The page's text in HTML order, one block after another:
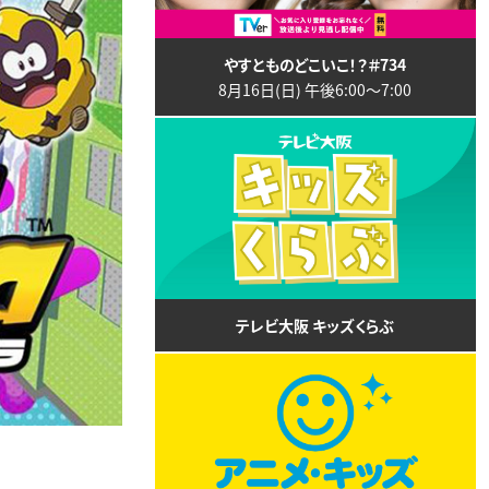
やすとものどこいこ！？＃734
8月16日(日) 午後6:00〜7:00
テレビ大阪 キッズくらぶ